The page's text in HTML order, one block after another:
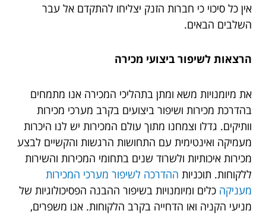
אין כל סיכוי כי חברות הזנק יצליחו להתקדם אל עבר
השלבים הבאים.
הרצאות לשיפור ביצועי מכירה
את מיומנויות משא ומתן בתהליכי המכירה אנו מתמחים
בהדרכת מכירות ושיפור ביצועים בקרב מערכי מכירות
וותיקים. גדלו וצמחנו מתוך עולם המכירות יש לנו היכרות
מעמיקה ואינטימית עם התחושות הרגשות והקשיים לבצע
מכירות איכותיות ולשרוד שנים בתחומי המכירות והשירות
ללקוחות. תוכניות ההדרכה לשיפור מערכי המכירות
מעניקה כלים ומיומנויות בשיפור ההבנה הפסיכולוגיות של
מניעי הקניה ואו הדחייה בקרב הלקוחות. אנו משפרים,